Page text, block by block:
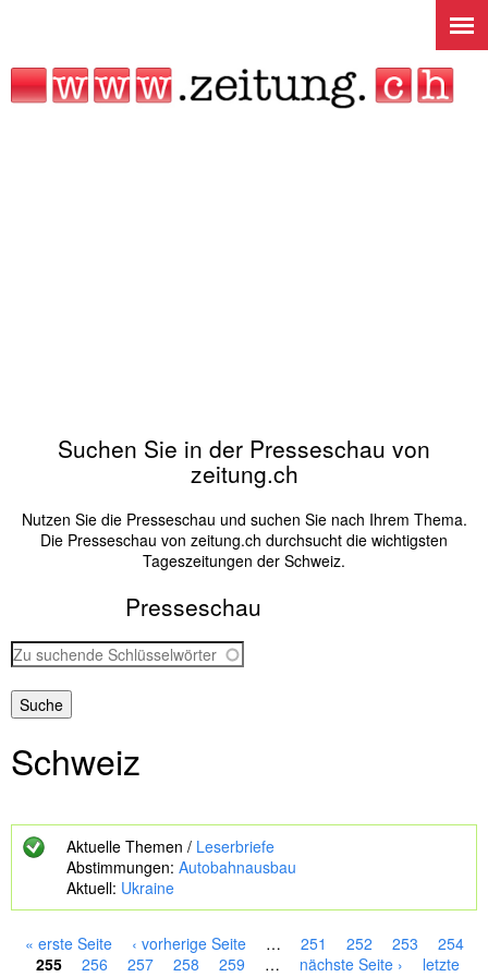
Suchen Sie in der Presseschau von
zeitung.ch
Nutzen Sie die Presseschau und suchen Sie nach Ihrem Thema.
Die Presseschau von zeitung.ch durchsucht die wichtigsten
Tageszeitungen der Schweiz.
Presseschau
Z
u
s
u
h
e
Schweiz
Aktuelle Themen / Leserbriefe
Abstimmungen: Autobahnausbau
Aktuell: Ukraine
« erste Seite ‹ vorherige Seite … 251 252 253
254
255
256 257 258 259 … nächste Seite ›
letzte